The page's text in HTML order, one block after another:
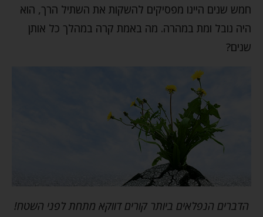
חמש שנים היינו מפסיקים להשקות את השתיל הרך, הוא
היה נובל ומת במהרה. מה באמת קרה במהלך כל אותן
שנים?
הדברים הנפלאים ביותר קורים דווקא מתחת לפני השטח!